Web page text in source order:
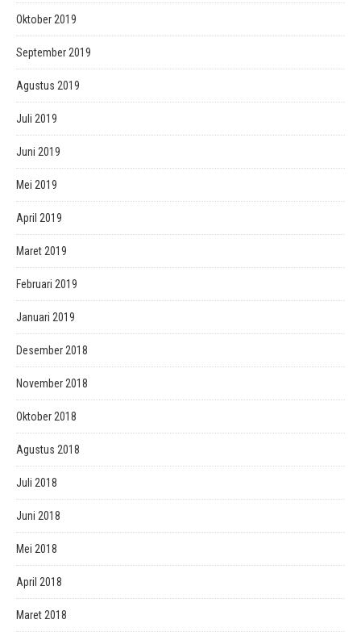
Oktober 2019
September 2019
Agustus 2019
Juli 2019
Juni 2019
Mei 2019
April 2019
Maret 2019
Februari 2019
Januari 2019
Desember 2018
November 2018
Oktober 2018
Agustus 2018
Juli 2018
Juni 2018
Mei 2018
April 2018
Maret 2018